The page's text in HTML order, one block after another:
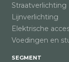
Straatverlichting
Lijnverlichting
Elektrische
Voedingen en
SEGMENT